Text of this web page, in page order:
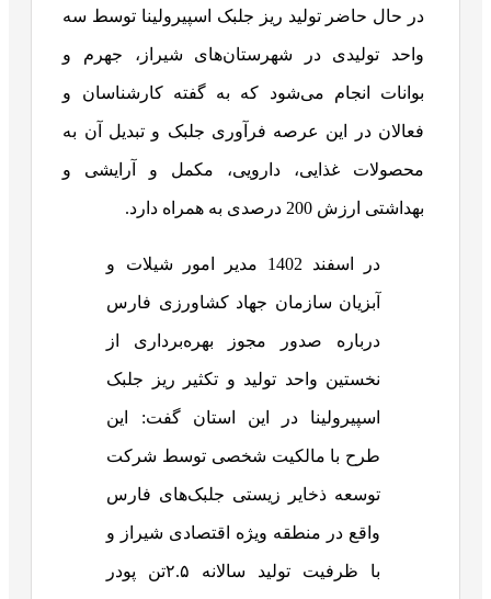
در حال حاضر تولید ریز جلبک اسپیرولینا توسط سه
واحد تولیدی در شهرستان‌های شیراز، جهرم و
بوانات انجام می‌شود که به گفته کارشناسان و
فعالان در این عرصه فرآوری جلبک و تبدیل آن به
محصولات غذایی، دارویی، مکمل و آرایشی و
بهداشتی ارزش 200 درصدی به همراه دارد.
در اسفند 1402 مدیر امور شیلات و
آبزیان سازمان جهاد کشاورزی فارس
درباره صدور مجوز بهره‌برداری از
نخستین واحد تولید و تکثیر ریز جلبک
اسپیرولینا در این استان گفت: این
طرح با مالکیت شخصی توسط شرکت
توسعه ذخایر زیستی جلبک‌های فارس
واقع در منطقه ویژه اقتصادی شیراز و
با ظرفیت تولید سالانه ۲.۵تن پودر